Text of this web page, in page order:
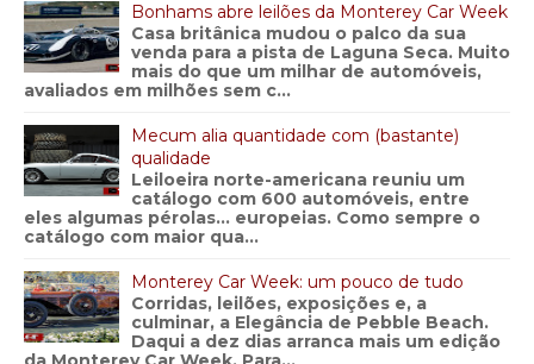
Bonhams abre leilões da Monterey Car Week
Casa britânica mudou o palco da sua
venda para a pista de Laguna Seca. Muito
mais do que um milhar de automóveis,
avaliados em milhões sem c...
Mecum alia quantidade com (bastante)
qualidade
Leiloeira norte-americana reuniu um
catálogo com 600 automóveis, entre
eles algumas pérolas… europeias. Como sempre o
catálogo com maior qua...
Monterey Car Week: um pouco de tudo
Corridas, leilões, exposições e, a
culminar, a Elegância de Pebble Beach.
Daqui a dez dias arranca mais um edição